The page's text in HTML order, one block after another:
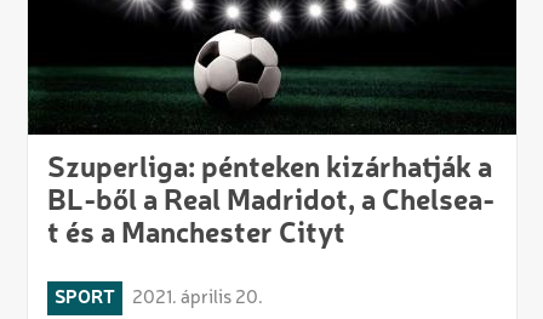
Szuperliga: pénteken kizárhatják a
BL-ből a Real Madridot, a Chelsea-
t és a Manchester Cityt
SPORT 2021. április 20.